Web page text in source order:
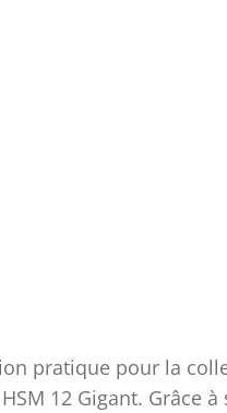
pratique pour la
12 Gigant. Grâce à